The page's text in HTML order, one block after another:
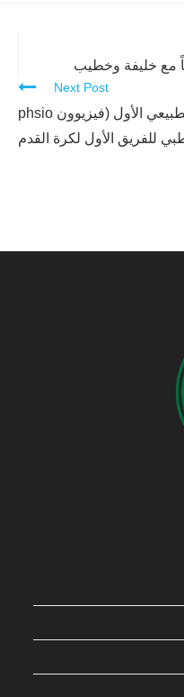
مع خليفة وخطيب
Next Post
الخليج يوقع مع مركز العلاج الطبيعي الأول (فيزيوون phsio